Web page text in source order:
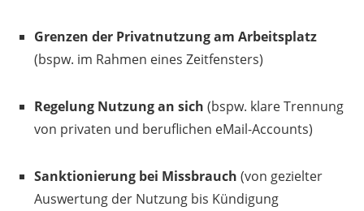
Grenzen der Privatnutzung am Arbeitsplatz
(bspw. im Rahmen eines Zeitfensters)
Regelung Nutzung an sich (bspw. klare Trennung
von privaten und beruflichen eMail-Accounts)
Sanktionierung bei Missbrauch (von gezielter
Auswertung der Nutzung bis Kündigung